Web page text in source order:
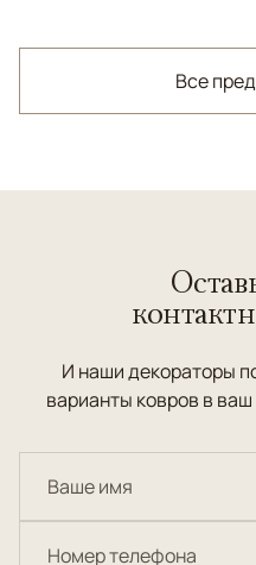
Все
И наши декораторы
варианты ковров в